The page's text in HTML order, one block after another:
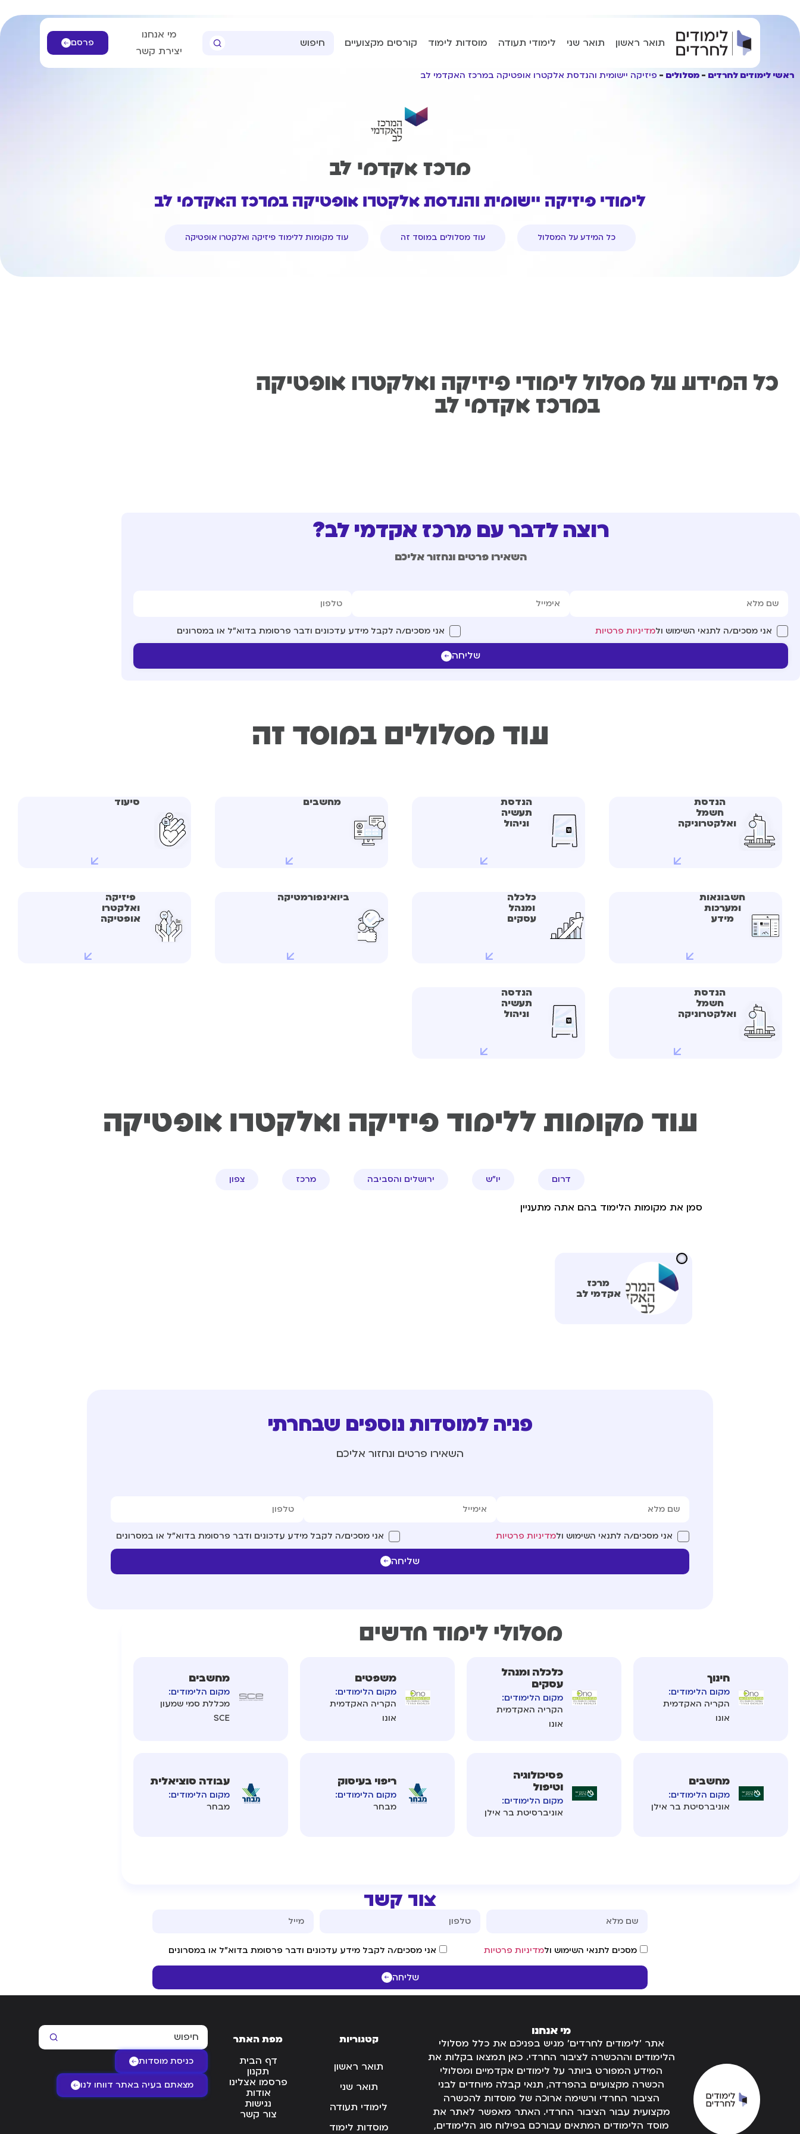
תואר ראשון תואר שני לימודי תעודה מוסדות לימוד קורסים מקצועיים
מי אנחנו
יצירת קשר
פרסם
ראשי לימודים לחרדים מסלולים פיזיקה יישומית והנדסת אלקטרו אופטיקה במרכז האקדמי לב
מרכז אקדמי לב
לימודי פיזיקה יישומית והנדסת אלקטרו אופטיקה במרכז האקדמי לב
כל המידע על המסלול עוד מסלולים במוסד זה עוד מקומות ללימוד פיזיקה ואלקטרו אופטיקה
כל המידע על מסלול לימודי פיזיקה ואלקטרו אופטיקה
במרכז אקדמי לב
רוצה לדבר עם מרכז אקדמי לב?
השאירו פרטים ונחזור אליכם
אני מסכים/ה לתנאי השימוש ולמדיניות פרטיות אני מסכים/ה לקבל מידע עדכונים ודבר פרסומת בדוא"ל או במסרונים
שליחה
עוד מסלולים במוסד זה
הנדסת
חשמל
ואלקטרוניקה
הנדסת
תעשיה
וניהול
מחשבים סיעוד
חשבונאות
ומערכות
מידע
כלכלה
ומנהל
עסקים
ביואינפורמטיקה
פיזיקה
ואלקטרו
אופטיקה
הנדסת
חשמל
ואלקטרוניקה
הנדסה
תעשיה
וניהול
עוד מקומות ללימוד פיזיקה ואלקטרו אופטיקה
דרום יו"ש ירושלים והסביבה מרכז צפון
סמן את מקומות הלימוד בהם אתה מתעניין
מרכז
אקדמי לב
פניה למוסדות נוספים שבחרתי
השאירו פרטים ונחזור אליכם
אני מסכים/ה לתנאי השימוש ולמדיניות פרטיות אני מסכים/ה לקבל מידע עדכונים ודבר פרסומת בדוא"ל או במסרונים
שליחה
מסלולי לימוד חדשים
חינוך
מקום הלימודים:
הקריה האקדמית
אונו
כלכלה ומנהל
עסקים
מקום הלימודים:
הקריה האקדמית
אונו
משפטים
מקום הלימודים:
הקריה האקדמית
אונו
מחשבים
מקום הלימודים:
מכללת סמי שמעון
SCE
מחשבים
מקום הלימודים:
אוניברסיטת בר אילן
פסיכולוגיה
וטיפול
מקום הלימודים:
אוניברסיטת בר אילן
ריפוי בעיסוק
מקום הלימודים:
מבחר
עבודה סוציאלית
מקום הלימודים:
מבחר
צור קשר
מסכים לתנאי השימוש ולמדיניות פרטיות אני מסכים/ה לקבל מידע עדכונים ודבר פרסומת בדוא"ל או במסרונים
שליחה
מי אנחנו
אתר 'לימודים לחרדים' מגיש בפניכם את כלל מסלולי
הלימודים וההכשרה לציבור החרדי. כאן תמצאו בקלות את
המידע המפורט ביותר על לימודים אקדמיים ומסלולי
הכשרה מקצועיים בהפרדה, תנאי קבלה מיוחדים לבני
הציבור החרדי ורשימה ארוכה של מוסדות להכשרה
מקצועית עבור הציבור החרדי. האתר מאפשר לאתר את
מוסד הלימודים המתאים עבורכם בפילוח סוג הלימודים,
קטגוריות
תואר ראשון
תואר שני
לימודי תעודה
מוסדות לימוד
מפת האתר
דף הבית
תקנון
פרסמו אצלינו
אודות
נגישות
צור קשר
כניסת מוסדות
מצאתם בעיה באתר דווחו לנו